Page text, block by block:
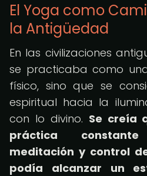
El Yoga como
la Antigüedad
En las civilizaciones
se practicaba como
físico, sino que se
espiritual hacia la
con lo divino. Se creía
práctica
meditación y control
podía alcanzar un